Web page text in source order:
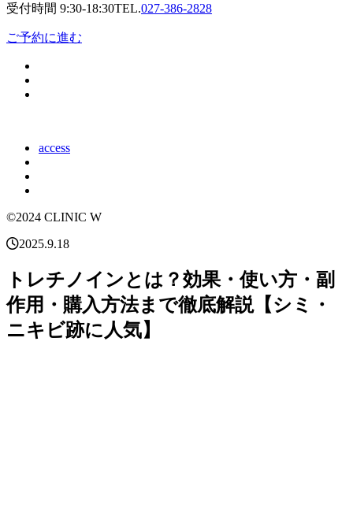
受付時間 9:30-18:30TEL.027-386-2828
ご予約に進む
access
©2024 CLINIC W
2025.9.18
トレチノインとは？効果・使い方・副
作用・購入方法まで徹底解説【シミ・
ニキビ跡に人気】